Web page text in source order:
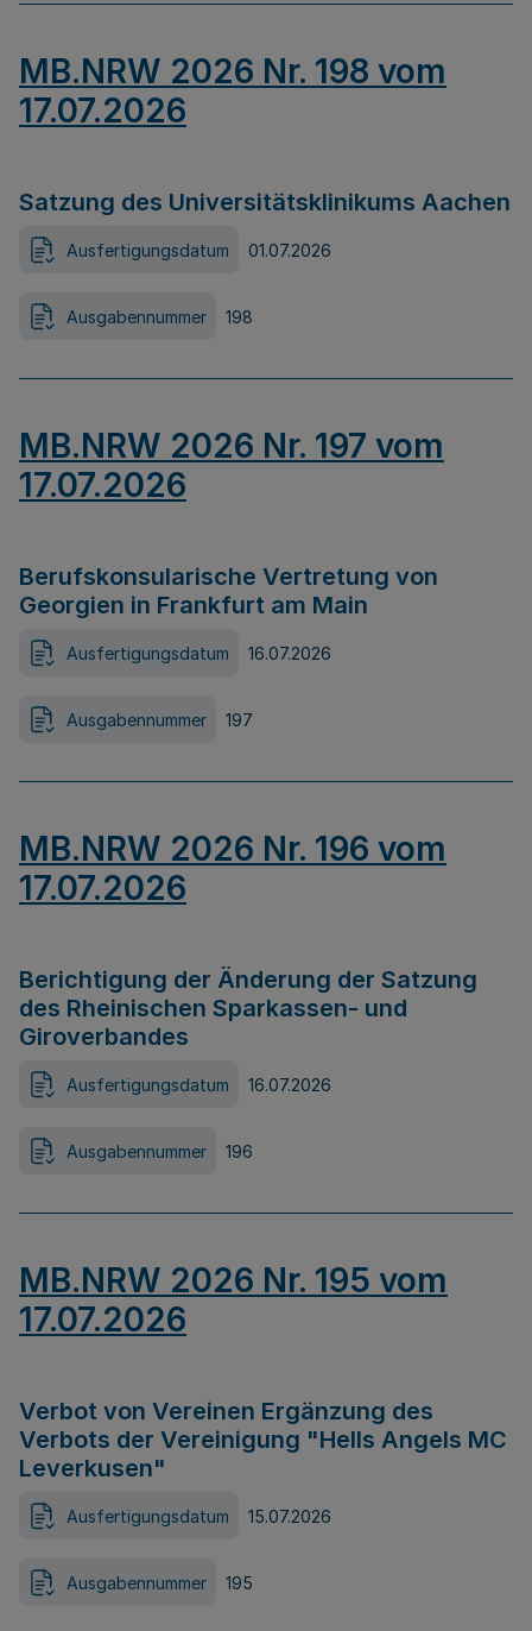
MB.NRW 2026 Nr. 198 vom
17.07.2026
Satzung des Universitätsklinikums Aachen
Ausfertigungsdatum 01.07.2026
Ausgabennummer 198
MB.NRW 2026 Nr. 197 vom
17.07.2026
Berufskonsularische Vertretung von
Georgien in Frankfurt am Main
Ausfertigungsdatum 16.07.2026
Ausgabennummer 197
MB.NRW 2026 Nr. 196 vom
17.07.2026
Berichtigung der Änderung der Satzung
des Rheinischen Sparkassen- und
Giroverbandes
Ausfertigungsdatum 16.07.2026
Ausgabennummer 196
MB.NRW 2026 Nr. 195 vom
17.07.2026
Verbot von Vereinen Ergänzung des
Verbots der Vereinigung "Hells Angels MC
Leverkusen"
Ausfertigungsdatum 15.07.2026
Ausgabennummer 195